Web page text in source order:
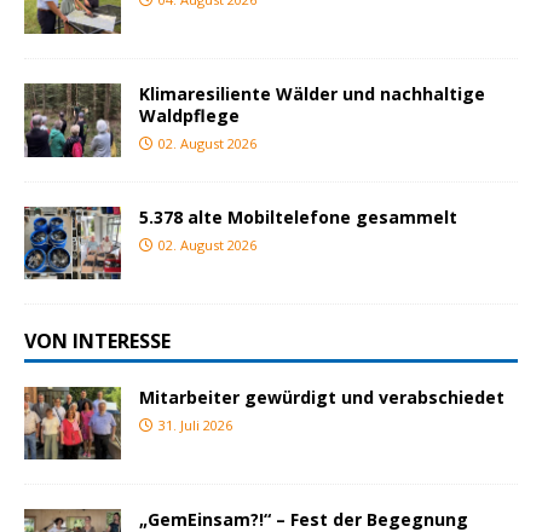
Klimaresiliente Wälder und nachhaltige
Waldpflege
02. August 2026
5.378 alte Mobiltelefone gesammelt
02. August 2026
VON INTERESSE
Mitarbeiter gewürdigt und verabschiedet
31. Juli 2026
„GemEinsam?!“ – Fest der Begegnung